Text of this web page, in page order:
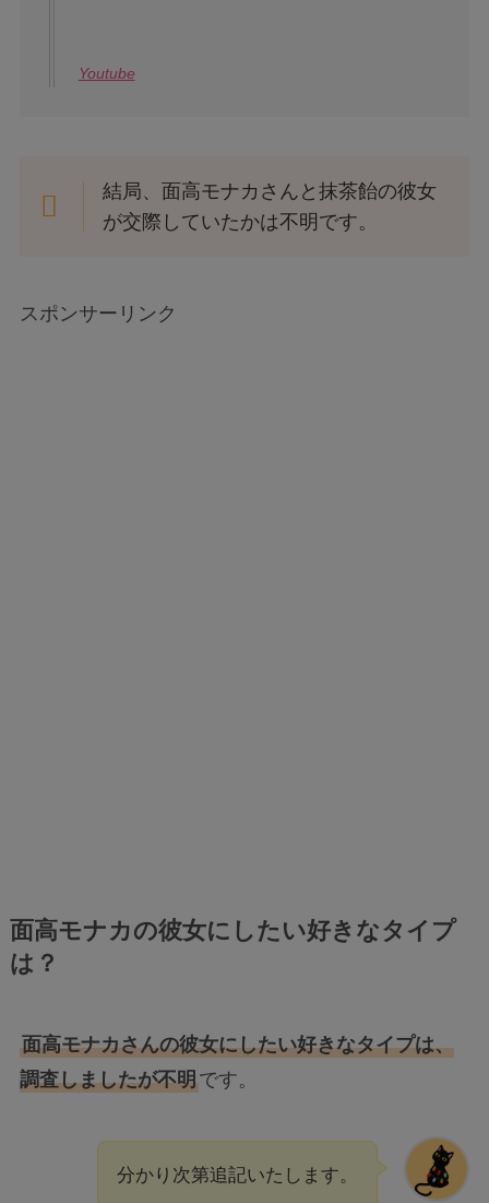
Youtube
結局、面高モナカさんと抹茶飴の彼女
が交際していたかは不明です。
スポンサーリンク
面高モナカの彼女にしたい好きなタイプ
は？
面高モナカさんの彼女にしたい好きなタイプは、
調査しましたが不明です。
分かり次第追記いたします。